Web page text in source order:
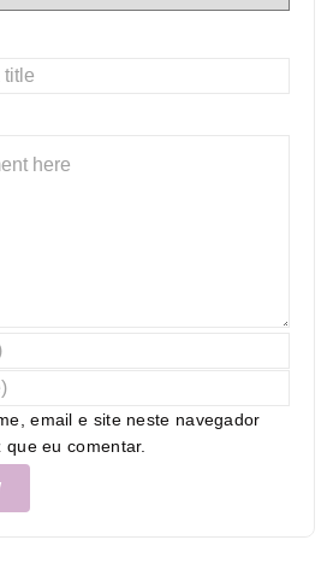
email e site neste navegador
eu comentar.